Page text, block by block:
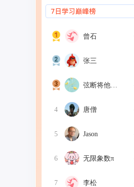
曾石
张三
4 唐僧
5 Jason
6 无限象数π
7 李松